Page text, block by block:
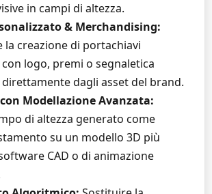
in campi di altezza.
& Merchandising:
la creazione di portachiavi
logo, premi o segnaletica
dagli asset del brand.
Modellazione Avanzata:
di altezza generato come
su un modello 3D più
CAD o di animazione